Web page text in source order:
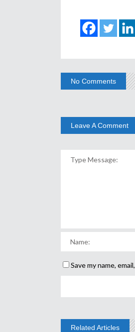
No Comments
Leave A Comment
Save my name,
Related Articles